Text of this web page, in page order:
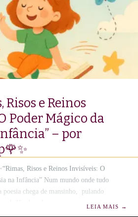
nos ensina que a vida não é uma
a
Risos e Reinos
Poder Mágico da
– por
Risos e Reinos Invisíveis: O
na Infância” Num mundo onde tudo
poesia chega de mansinho, pulando
balão de palavras ou escorregando no
LEIA MAIS →